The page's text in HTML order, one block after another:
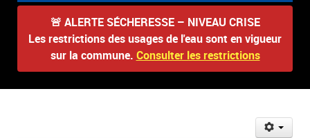
🚨 ALERTE SÉCHERESSE – NIVEAU CRISE
Les restrictions des usages de l'eau sont en vigueur
sur la commune. Consulter les restrictions